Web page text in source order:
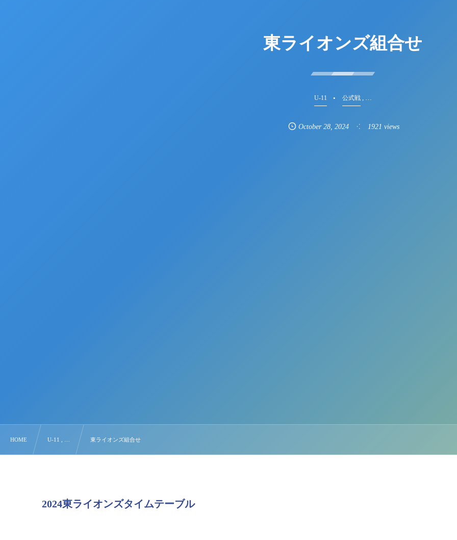
東ライオンズ組合せ
U-11 公式戦, …
October 28, 2024 1921 views
HOME U-11 , … 東ライオンズ組合せ
2024東ライオンズタイムテーブル